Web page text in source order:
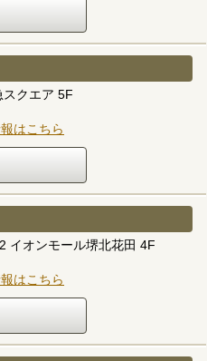
クエア 5F
はこちら
イオンモール堺北花田 4F
はこちら